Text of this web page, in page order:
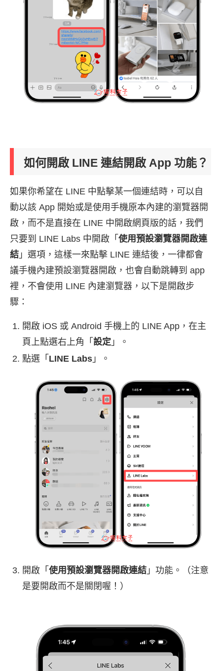
如何開啟 LINE 連結開啟 App 功能？
如果你希望在 LINE 中點擊某一個連結時，可以自
動以該 App 開始或是使用手機原本內建的瀏覽器開
啟，而不是直接在 LINE 中開啟網頁版的話，我們
只要到 LINE Labs 中開啟「 使用預設瀏覽器開啟連
結 」選項，這樣一來點擊 LINE 連結後，一律都會
議手機內建預設瀏覽器開啟，也會自動跳轉到 app
裡，不會使用 LINE 內建瀏覽器，以下是開啟步
驟：
開啟 iOS 或 Android 手機上的 LINE App，在主
頁上點選右上角「 設定 」。
點選「 LINE Labs 」。
開啟「 使用預設瀏覽器開啟連結 」功能。（注意
是要開啟而不是關閉喔！）